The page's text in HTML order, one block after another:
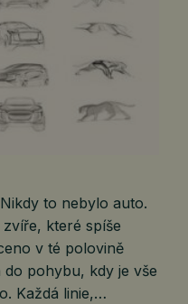
to nebylo auto.
které spíše
v té polovině
pohybu, kdy je vše
Každá linie,…